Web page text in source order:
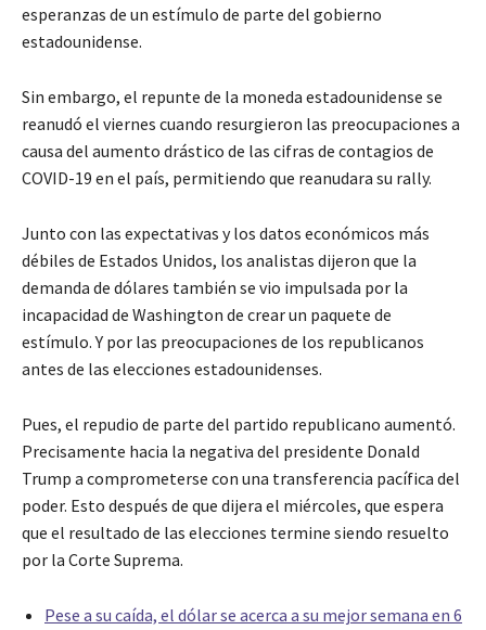
esperanzas de un estímulo de parte del gobierno
estadounidense.
Sin embargo, el repunte de la moneda estadounidense se
reanudó el viernes cuando resurgieron las preocupaciones a
causa del aumento drástico de las cifras de contagios de
COVID-19 en el país, permitiendo que reanudara su rally.
Junto con las expectativas y los datos económicos más
débiles de Estados Unidos, los analistas dijeron que la
demanda de dólares también se vio impulsada por la
incapacidad de Washington de crear un paquete de
estímulo. Y por las preocupaciones de los republicanos
antes de las elecciones estadounidenses.
Pues, el repudio de parte del partido republicano aumentó.
Precisamente hacia la negativa del presidente Donald
Trump a comprometerse con una transferencia pacífica del
poder. Esto después de que dijera el miércoles, que espera
que el resultado de las elecciones termine siendo resuelto
por la Corte Suprema.
Pese a su caída, el dólar se acerca a su mejor semana en 6